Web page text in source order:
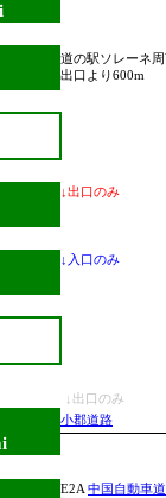
道の駅ソレーネ
出口より600m
↓出口のみ
↓入口のみ
↓出口のみ
小郡道路
E2A 中国自動車道